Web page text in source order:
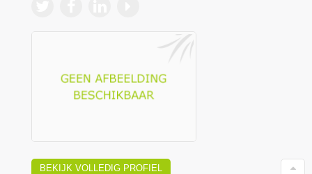
BEKIJK VOLLEDIG PROFIEL